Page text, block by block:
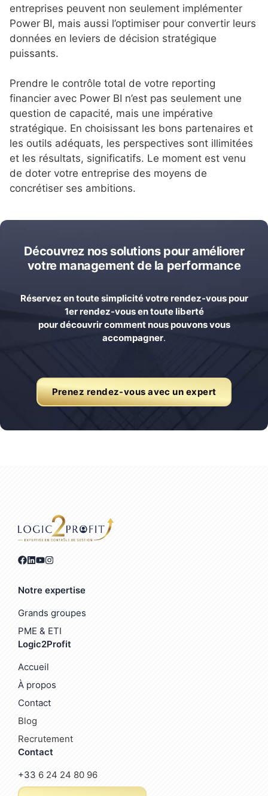
entreprises peuvent non seulement implémenter
Power BI, mais aussi l’optimiser pour convertir leurs
données en leviers de décision stratégique
puissants.
Prendre le contrôle total de votre reporting
financier avec Power BI n’est pas seulement une
question de capacité, mais une impérative
stratégique. En choisissant les bons partenaires et
les outils adéquats, les perspectives sont illimitées
et les résultats, significatifs. Le moment est venu
de doter votre entreprise des moyens de
concrétiser ses ambitions.
Découvrez nos solutions pour améliorer
votre management de la performance
Réservez en toute simplicité votre rendez-vous pour
1er rendez-vous en toute liberté
pour découvrir comment nous pouvons vous
accompagner.
Prenez rendez-vous avec un expert
Notre expertise
Grands groupes
PME & ETI
Logic2Profit
Accueil
À propos
Contact
Blog
Recrutement
Contact
+33 6 24 24 80 96